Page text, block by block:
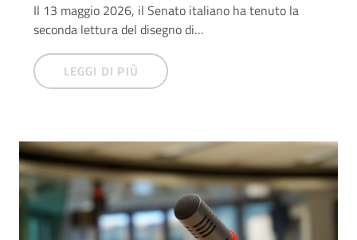
Il 13 maggio 2026, il Senato italiano ha tenuto la
seconda lettura del disegno di…
LEGGI DI PIÙ